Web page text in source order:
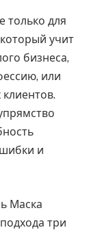
только для
учит
бизнеса,
или
и
Маска
три